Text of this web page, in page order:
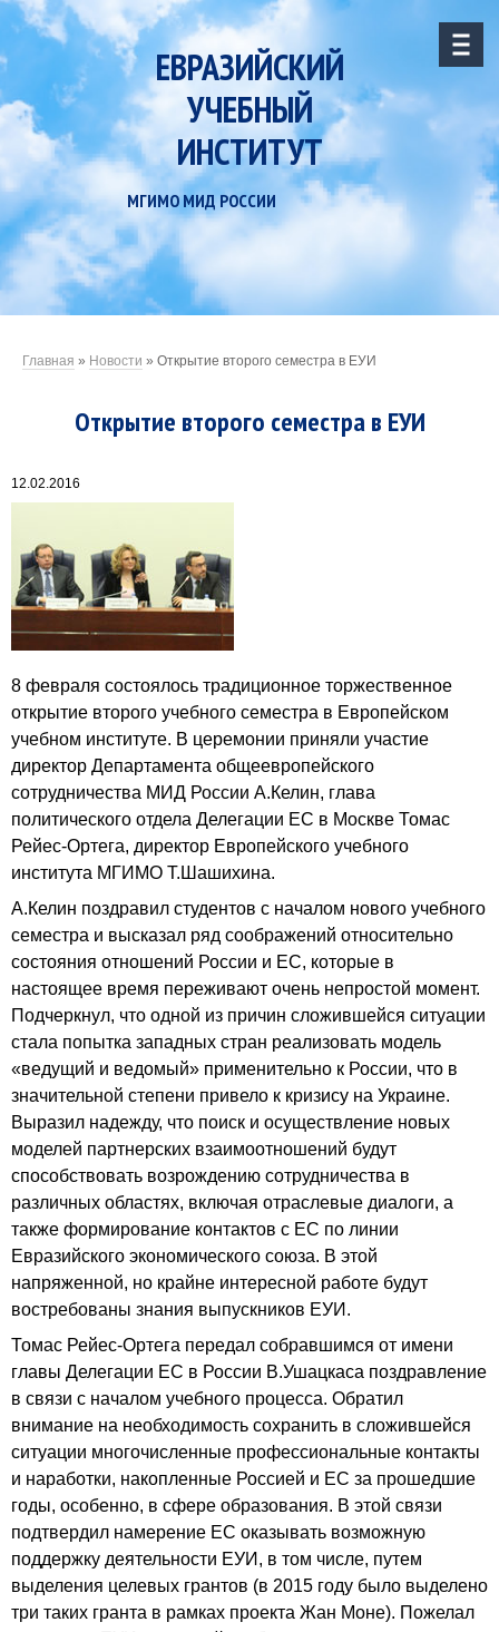
ЕВРАЗИЙСКИЙ
УЧЕБНЫЙ
ИНСТИТУТ
МГИМО МИД РОССИИ
Главная » Новости » Открытие второго семестра в ЕУИ
Открытие второго семестра в ЕУИ
12.02.2016
8 февраля состоялось традиционное торжественное
открытие второго учебного семестра в Европейском
учебном институте. В церемонии приняли участие
директор Департамента общеевропейского
сотрудничества МИД России А.Келин, глава
политического отдела Делегации ЕС в Москве Томас
Рейес-Ортега, директор Европейского учебного
института МГИМО Т.Шашихина.
А.Келин поздравил студентов с началом нового учебного
семестра и высказал ряд соображений относительно
состояния отношений России и ЕС, которые в
настоящее время переживают очень непростой момент.
Подчеркнул, что одной из причин сложившейся ситуации
стала попытка западных стран реализовать модель
«ведущий и ведомый» применительно к России, что в
значительной степени привело к кризису на Украине.
Выразил надежду, что поиск и осуществление новых
моделей партнерских взаимоотношений будут
способствовать возрождению сотрудничества в
различных областях, включая отраслевые диалоги, а
также формирование контактов с ЕС по линии
Евразийского экономического союза. В этой
напряженной, но крайне интересной работе будут
востребованы знания выпускников ЕУИ.
Томас Рейес-Ортега передал собравшимся от имени
главы Делегации ЕС в России В.Ушацкаса поздравление
в связи с началом учебного процесса. Обратил
внимание на необходимость сохранить в сложившейся
ситуации многочисленные профессиональные контакты
и наработки, накопленные Россией и ЕС за прошедшие
годы, особенно, в сфере образования. В этой связи
подтвердил намерение ЕС оказывать возможную
поддержку деятельности ЕУИ, в том числе, путем
выделения целевых грантов (в 2015 году было выделено
три таких гранта в рамках проекта Жан Моне). Пожелал